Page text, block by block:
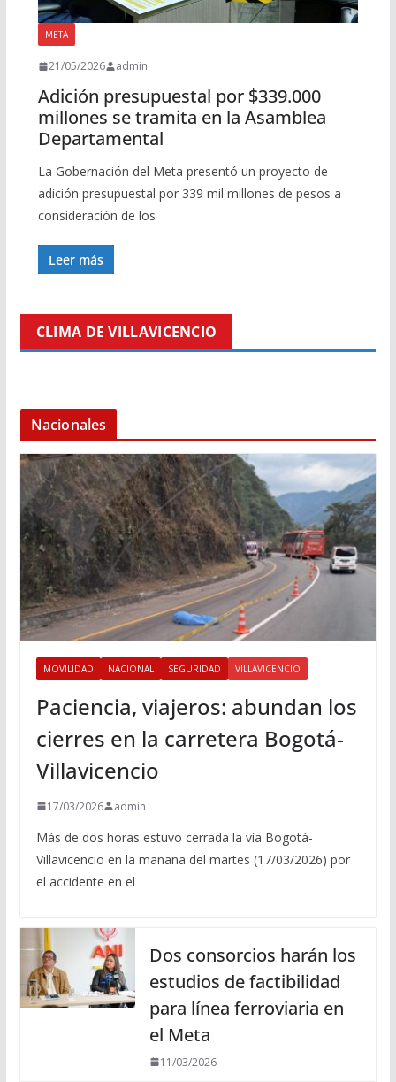
META
21/05/2026 admin
Adición presupuestal por $339.000
millones se tramita en la Asamblea
Departamental
La Gobernación del Meta presentó un proyecto de
adición presupuestal por 339 mil millones de pesos a
consideración de los
Leer más
CLIMA DE VILLAVICENCIO
Nacionales
MOVILIDAD NACIONAL SEGURIDAD VILLAVICENCIO
Paciencia, viajeros: abundan los
cierres en la carretera Bogotá-
Villavicencio
17/03/2026 admin
Más de dos horas estuvo cerrada la vía Bogotá-
Villavicencio en la mañana del martes (17/03/2026) por
el accidente en el
Dos consorcios harán los
estudios de factibilidad
para línea ferroviaria en
el Meta
11/03/2026